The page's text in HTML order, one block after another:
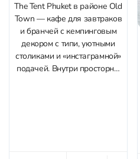
The Tent Phuket в районе Old
Town — кафе для завтраков
и бранчей с кемпинговым
декором с типи, уютными
столиками и «инстаграмной»
подачей. Внутри просторно,